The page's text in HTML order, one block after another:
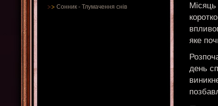
Сонник - Тлумачення снів
яке
день